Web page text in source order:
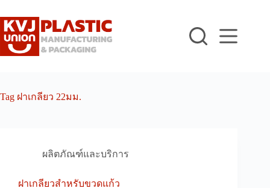
to
content
Tag ฝาเกลียว 22มม.
ผลิตภัณฑ์และบริการ
ฝาเกลียวสำหรับขวดแก้ว